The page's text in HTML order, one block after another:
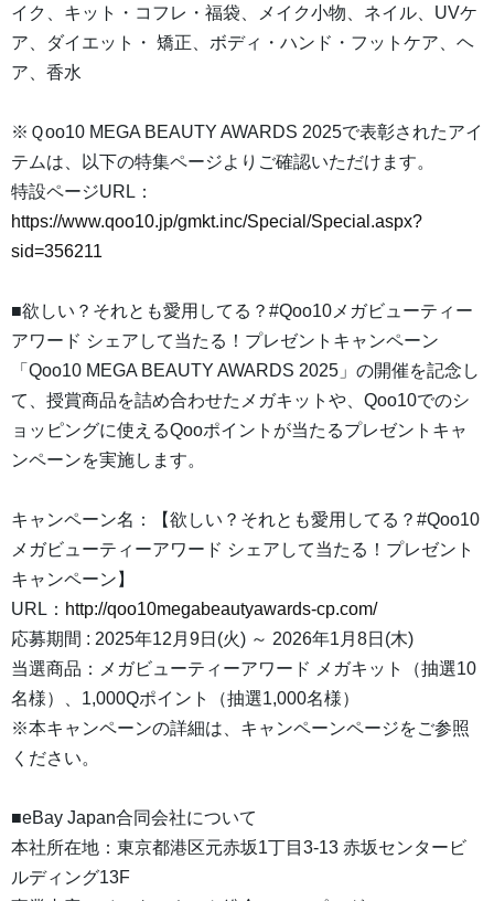
イク、キット・コフレ・福袋、メイク小物、ネイル、UVケ
ア、ダイエット・ 矯正、ボディ・ハンド・フットケア、ヘ
ア、香水
※Ｑoo10 MEGA BEAUTY AWARDS 2025で表彰されたアイ
テムは、以下の特集ページよりご確認いただけます。
特設ページURL：
https://www.qoo10.jp/gmkt.inc/Special/Special.aspx?
sid=356211
■欲しい？それとも愛用してる？#Qoo10メガビューティー
アワード シェアして当たる！プレゼントキャンペーン
「Qoo10 MEGA BEAUTY AWARDS 2025」の開催を記念し
て、授賞商品を詰め合わせたメガキットや、Qoo10でのシ
ョッピングに使えるQooポイントが当たるプレゼントキャ
ンペーンを実施します。
キャンペーン名：【欲しい？それとも愛用してる？#Qoo10
メガビューティーアワード シェアして当たる！プレゼント
キャンペーン】
URL： http://qoo10megabeautyawards-cp.com/
応募期間 : 2025年12月9日(火) ～ 2026年1月8日(木)
当選商品：メガビューティーアワード メガキット（抽選10
名様）、1,000Qポイント（抽選1,000名様）
※本キャンペーンの詳細は、キャンペーンページをご参照
ください。
■eBay Japan合同会社について
本社所在地：東京都港区元赤坂1丁目3-13 赤坂センタービ
ルディング13F